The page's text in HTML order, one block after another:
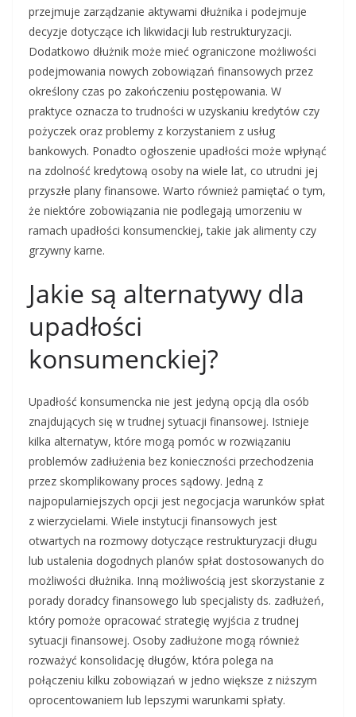
przejmuje zarządzanie aktywami dłużnika i podejmuje
decyzje dotyczące ich likwidacji lub restrukturyzacji.
Dodatkowo dłużnik może mieć ograniczone możliwości
podejmowania nowych zobowiązań finansowych przez
określony czas po zakończeniu postępowania. W
praktyce oznacza to trudności w uzyskaniu kredytów czy
pożyczek oraz problemy z korzystaniem z usług
bankowych. Ponadto ogłoszenie upadłości może wpłynąć
na zdolność kredytową osoby na wiele lat, co utrudni jej
przyszłe plany finansowe. Warto również pamiętać o tym,
że niektóre zobowiązania nie podlegają umorzeniu w
ramach upadłości konsumenckiej, takie jak alimenty czy
grzywny karne.
Jakie są alternatywy dla
upadłości
konsumenckiej?
Upadłość konsumencka nie jest jedyną opcją dla osób
znajdujących się w trudnej sytuacji finansowej. Istnieje
kilka alternatyw, które mogą pomóc w rozwiązaniu
problemów zadłużenia bez konieczności przechodzenia
przez skomplikowany proces sądowy. Jedną z
najpopularniejszych opcji jest negocjacja warunków spłat
z wierzycielami. Wiele instytucji finansowych jest
otwartych na rozmowy dotyczące restrukturyzacji długu
lub ustalenia dogodnych planów spłat dostosowanych do
możliwości dłużnika. Inną możliwością jest skorzystanie z
porady doradcy finansowego lub specjalisty ds. zadłużeń,
który pomoże opracować strategię wyjścia z trudnej
sytuacji finansowej. Osoby zadłużone mogą również
rozważyć konsolidację długów, która polega na
połączeniu kilku zobowiązań w jedno większe z niższym
oprocentowaniem lub lepszymi warunkami spłaty.